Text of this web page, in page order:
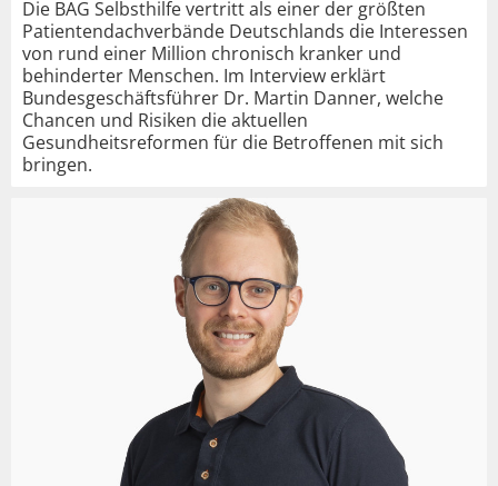
Die BAG Selbsthilfe vertritt als einer der größten
Patientendachverbände Deutschlands die Interessen
von rund einer Million chronisch kranker und
behinderter Menschen. Im Interview erklärt
Bundesgeschäftsführer Dr. Martin Danner, welche
Chancen und Risiken die aktuellen
Gesundheitsreformen für die Betroffenen mit sich
bringen.